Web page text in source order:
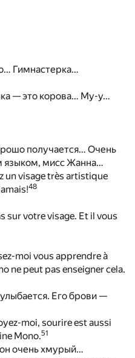
Гимнастерка…
— это корова… Му-у…
получается… Очень
языком, мисс Жанна…
un visage très artistique
48
sur votre visage. Et il vous
moi vous apprendre à
ne peut pas enseigner cela.
Его брови —
moi, sourire est aussi
Mono.51
очень хмурый…